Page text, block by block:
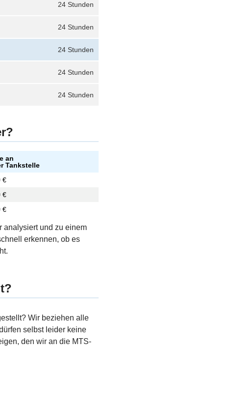
24 Stunden
24 Stunden
24 Stunden
24 Stunden
24 Stunden
an
Tankstelle
€
€
€
analysiert und zu einem
erkennen, ob es
Wir beziehen alle
selbst leider keine
den wir an die MTS-